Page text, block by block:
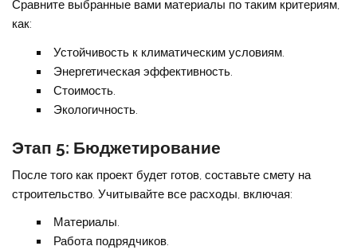
Сравните выбранные вами материалы по таким критериям,
как:
Устойчивость к климатическим условиям.
Энергетическая эффективность.
Стоимость.
Экологичность.
Этап 5: Бюджетирование
После того как проект будет готов, составьте смету на
строительство. Учитывайте все расходы, включая:
Материалы.
Работа подрядчиков.